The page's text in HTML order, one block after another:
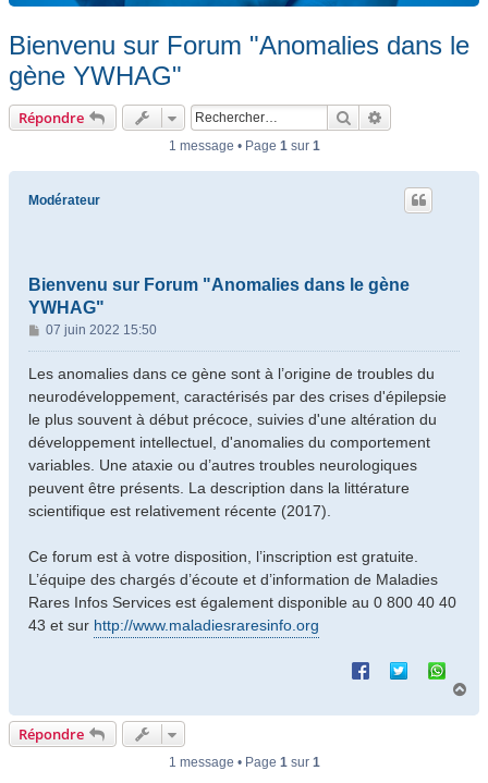
Bienvenu sur Forum "Anomalies dans le
gène YWHAG"
Répondre Rechercher
1 message • Page 1sur 1
Modérateur
Bienvenu sur Forum "Anomalies dans le gène
YWHAG"
M
e
s
g
e
07 juin 2022 15:50
Les anomalies dans ce gène sont à l’origine de troubles du
neurodéveloppement, caractérisés par des crises d'épilepsie
le plus souvent à début précoce, suivies d'une altération du
développement intellectuel, d'anomalies du comportement
variables. Une ataxie ou d’autres troubles neurologiques
peuvent être présents. La description dans la littérature
scientifique est relativement récente (2017).
Ce forum est à votre disposition, l’inscription est gratuite.
L’équipe des chargés d’écoute et d’information de Maladies
Rares Infos Services est également disponible au 0 800 40 40
43 et sur http://www.maladiesraresinfo.org
Répondre
1 message • Page 1sur 1